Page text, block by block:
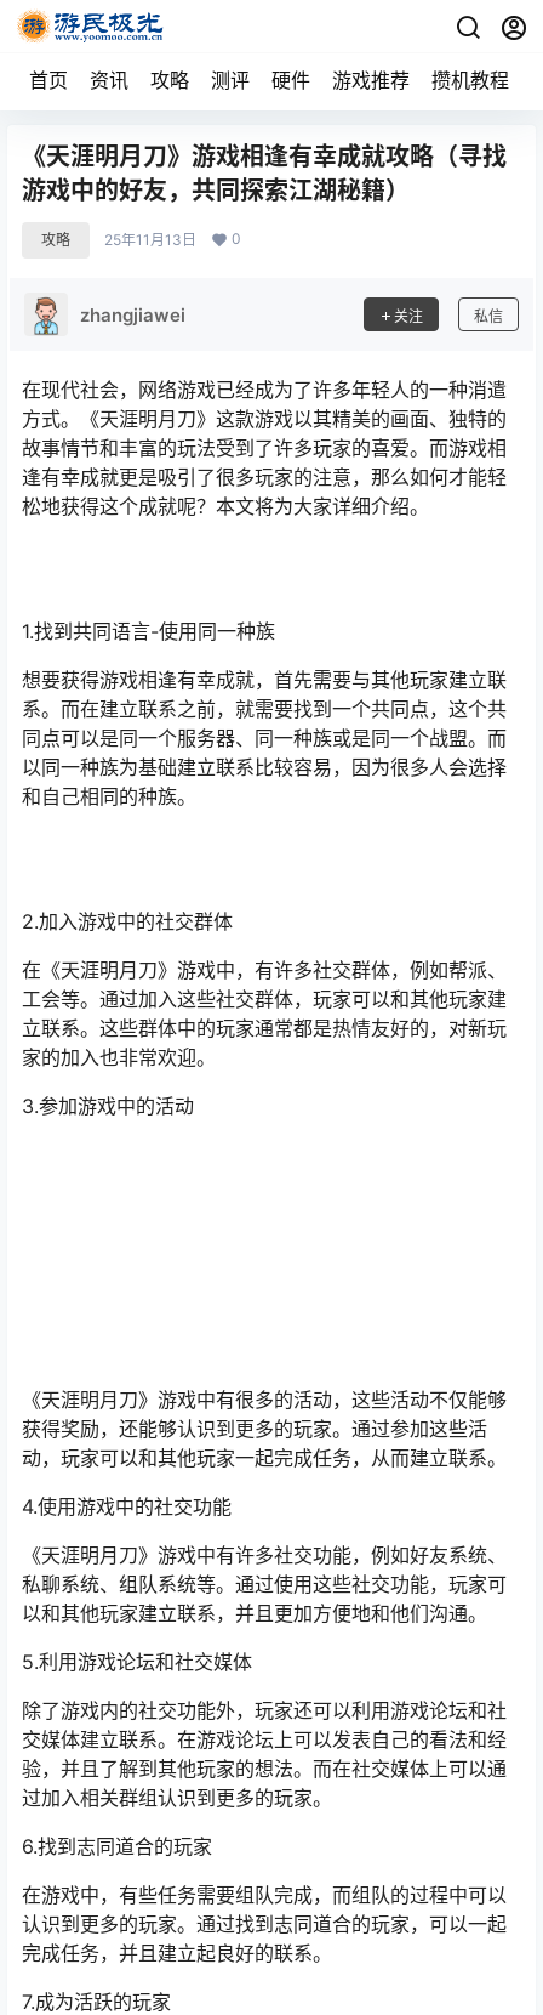
首页 资讯 攻略 测评 硬件 游戏推荐 攒机教程
《天涯明月刀》游戏相逢有幸成就攻略（寻找
游戏中的好友，共同探索江湖秘籍）
攻略 25年11月13日 0
zhangjiawei 关注 私信
在现代社会，网络游戏已经成为了许多年轻人的一种消遣
方式。《天涯明月刀》这款游戏以其精美的画面、独特的
故事情节和丰富的玩法受到了许多玩家的喜爱。而游戏相
逢有幸成就更是吸引了很多玩家的注意，那么如何才能轻
松地获得这个成就呢？本文将为大家详细介绍。
1.找到共同语言-使用同一种族
想要获得游戏相逢有幸成就，首先需要与其他玩家建立联
系。而在建立联系之前，就需要找到一个共同点，这个共
同点可以是同一个服务器、同一种族或是同一个战盟。而
以同一种族为基础建立联系比较容易，因为很多人会选择
和自己相同的种族。
2.加入游戏中的社交群体
在《天涯明月刀》游戏中，有许多社交群体，例如帮派、
工会等。通过加入这些社交群体，玩家可以和其他玩家建
立联系。这些群体中的玩家通常都是热情友好的，对新玩
家的加入也非常欢迎。
3.参加游戏中的活动
《天涯明月刀》游戏中有很多的活动，这些活动不仅能够
获得奖励，还能够认识到更多的玩家。通过参加这些活
动，玩家可以和其他玩家一起完成任务，从而建立联系。
4.使用游戏中的社交功能
《天涯明月刀》游戏中有许多社交功能，例如好友系统、
私聊系统、组队系统等。通过使用这些社交功能，玩家可
以和其他玩家建立联系，并且更加方便地和他们沟通。
5.利用游戏论坛和社交媒体
除了游戏内的社交功能外，玩家还可以利用游戏论坛和社
交媒体建立联系。在游戏论坛上可以发表自己的看法和经
验，并且了解到其他玩家的想法。而在社交媒体上可以通
过加入相关群组认识到更多的玩家。
6.找到志同道合的玩家
在游戏中，有些任务需要组队完成，而组队的过程中可以
认识到更多的玩家。通过找到志同道合的玩家，可以一起
完成任务，并且建立起良好的联系。
7.成为活跃的玩家